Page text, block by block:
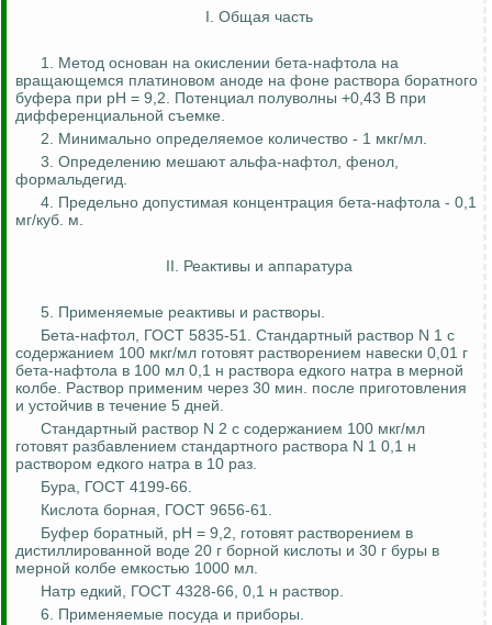
I. Общая часть
1. Метод основан на окислении бета-нафтола на
вращающемся платиновом аноде на фоне раствора боратного
буфера при рН = 9,2. Потенциал полуволны +0,43 В при
дифференциальной съемке.
2. Минимально определяемое количество - 1 мкг/мл.
3. Определению мешают альфа-нафтол, фенол,
формальдегид.
4. Предельно допустимая концентрация бета-нафтола - 0,1
мг/куб. м.
II. Реактивы и аппаратура
5. Применяемые реактивы и растворы.
Бета-нафтол, ГОСТ 5835-51. Стандартный раствор N 1 с
содержанием 100 мкг/мл готовят растворением навески 0,01 г
бета-нафтола в 100 мл 0,1 н раствора едкого натра в мерной
колбе. Раствор применим через 30 мин. после приготовления
и устойчив в течение 5 дней.
Стандартный раствор N 2 с содержанием 100 мкг/мл
готовят разбавлением стандартного раствора N 1 0,1 н
раствором едкого натра в 10 раз.
Бура, ГОСТ 4199-66.
Кислота борная, ГОСТ 9656-61.
Буфер боратный, рН = 9,2, готовят растворением в
дистиллированной воде 20 г борной кислоты и 30 г буры в
мерной колбе емкостью 1000 мл.
Натр едкий, ГОСТ 4328-66, 0,1 н раствор.
6. Применяемые посуда и приборы.